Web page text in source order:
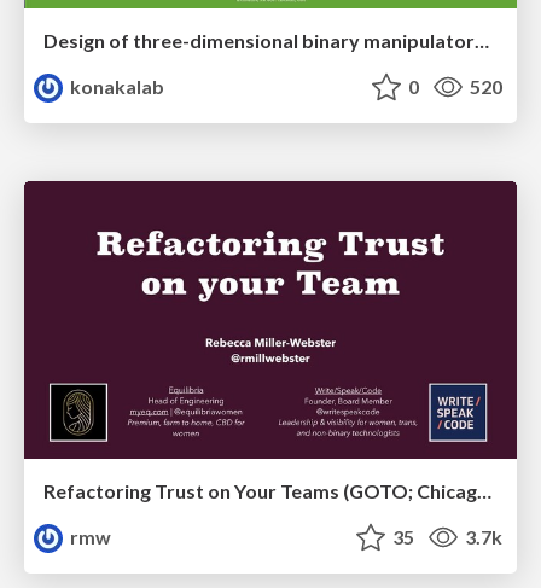
Design of three-dimensional binary manipulators for pick-and-place task avoiding obstacles (IECON2024)
konakalab
0 520
rmw
35 3.7k